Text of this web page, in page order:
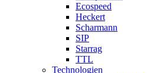
Ecospeed
Heckert
Scharmann
SIP
Starrag
TTL
Technologien